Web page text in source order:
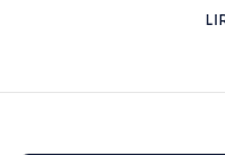
d'assurer votre croisière,